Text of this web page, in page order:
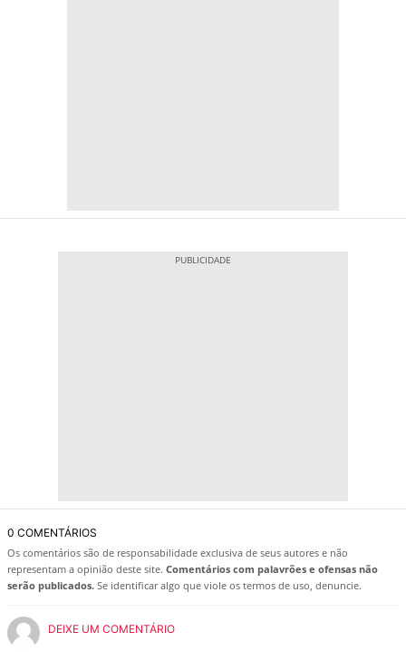
0 COMENTÁRIOS
Os comentários são de responsabilidade exclusiva de seus autores e não
representam a opinião deste site. Comentários com palavrões e ofensas não
serão publicados. Se identificar algo que viole os termos de uso, denuncie.
DEIXE UM COMENTÁRIO